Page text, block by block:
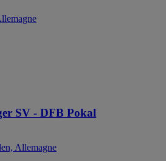
SV - DFB Pokal
Allemagne